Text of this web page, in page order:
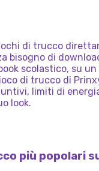
di trucco
bisogno di
scolastico, su
di trucco di
limiti di
look.
più popolari